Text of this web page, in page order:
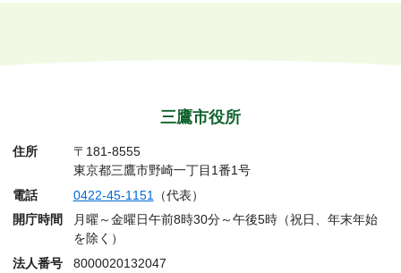
三鷹市役所
住所
〒181-8555
東京都三鷹市野崎一丁目1番1号
電話
0422-45-1151
（代表）
開庁時間
月曜～金曜日午前8時30分～午後5時（祝日、年末年始
を除く）
法人番号
8000020132047